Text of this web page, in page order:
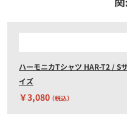
ハーモニカTシャツ HAR-T2 / S
イズ
￥3,080（税込）